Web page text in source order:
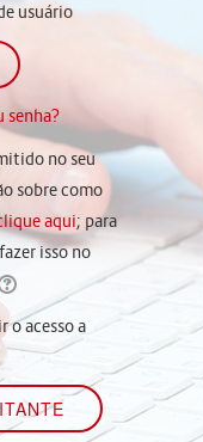
usuário
senha?
no seu
sobre como
aqui; para
isso no
o acesso a